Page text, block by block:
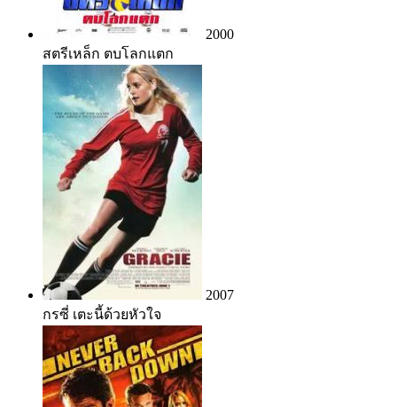
2000
สตรีเหล็ก ตบโลกแตก
2007
กรซี่ เตะนี้ด้วยหัวใจ